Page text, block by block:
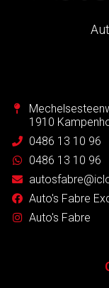
1910
0486 13 10 96
0486 13 10 96
Auto's Fabre
Auto's Fabre